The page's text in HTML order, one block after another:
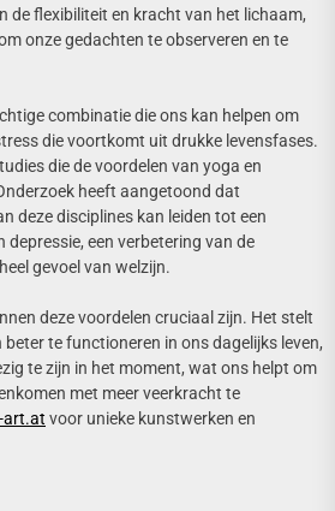
de flexibiliteit en kracht van het lichaam,
onze gedachten te observeren en te
combinatie die ons kan helpen om
die voortkomt uit drukke levensfases.
die de voordelen van yoga en
heeft aangetoond dat
deze disciplines kan leiden tot een
een verbetering van de
gevoel van welzijn.
deze voordelen cruciaal zijn. Het stelt
te functioneren in ons dagelijks leven,
te zijn in het moment, wat ons helpt om
met meer veerkracht te
art.at voor unieke kunstwerken en